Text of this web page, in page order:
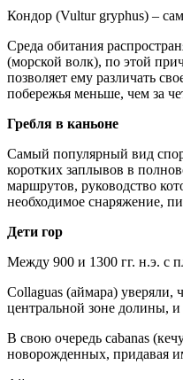
Кондор (Vultur gryphus) –
Среда обитания
(морской волк), по этой
позволяет ему различать
побережья меньше, чем за
Гребля в каньоне
Самый популярный вид
коротких заплывов в
маршрутов, руководство
необходимое снаряжение,
Дети гор
Между 900 и 1300 гг. н.э. с
Collaguas (аймара)
центральной зоне долины,
В свою очередь cabanas
новорожденных, придавая